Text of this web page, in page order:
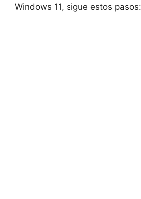
Windows 11, sigue estos pasos: